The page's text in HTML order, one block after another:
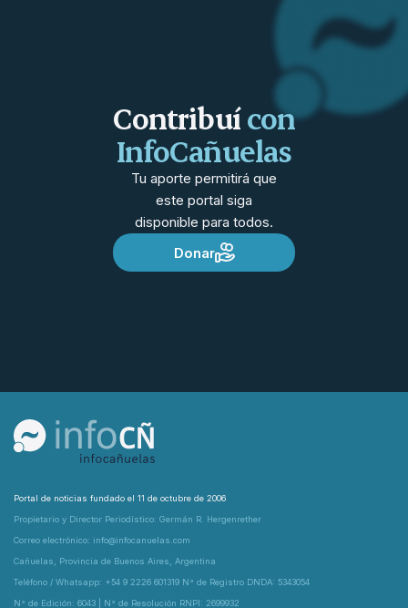
Contribuícon
InfoCañuelas
Tu aporte permitirá que
este portal siga
disponible para todos.
Donar
Portal de noticias fundado el 11 de octubre de 2006
Propietario y Director Periodístico: Germán R. Hergenrether
Correo electrónico: info@infocanuelas.com
Cañuelas, Provincia de Buenos Aires, Argentina
Teléfono / Whatsapp: +54 9 2226 601319 N° de Registro DNDA: 5343054
N° de Edición: 6043 | N° de Resolución RNPI: 2699932